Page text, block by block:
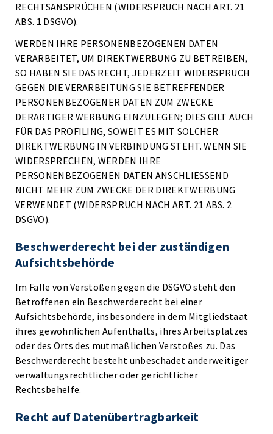
RECHTSANSPRÜCHEN (WIDERSPRUCH NACH ART. 21
ABS. 1 DSGVO).
WERDEN IHRE PERSONENBEZOGENEN DATEN
VERARBEITET, UM DIREKTWERBUNG ZU BETREIBEN,
SO HABEN SIE DAS RECHT, JEDERZEIT WIDERSPRUCH
GEGEN DIE VERARBEITUNG SIE BETREFFENDER
PERSONENBEZOGENER DATEN ZUM ZWECKE
DERARTIGER WERBUNG EINZULEGEN; DIES GILT AUCH
FÜR DAS PROFILING, SOWEIT ES MIT SOLCHER
DIREKTWERBUNG IN VERBINDUNG STEHT. WENN SIE
WIDERSPRECHEN, WERDEN IHRE
PERSONENBEZOGENEN DATEN ANSCHLIESSEND
NICHT MEHR ZUM ZWECKE DER DIREKTWERBUNG
VERWENDET (WIDERSPRUCH NACH ART. 21 ABS. 2
DSGVO).
Beschwerde­recht bei der zuständigen
Aufsichts­behörde
Im Falle von Verstößen gegen die DSGVO steht den
Betroffenen ein Beschwerderecht bei einer
Aufsichtsbehörde, insbesondere in dem Mitgliedstaat
ihres gewöhnlichen Aufenthalts, ihres Arbeitsplatzes
oder des Orts des mutmaßlichen Verstoßes zu. Das
Beschwerderecht besteht unbeschadet anderweitiger
verwaltungsrechtlicher oder gerichtlicher
Rechtsbehelfe.
Recht auf Daten­übertrag­barkeit